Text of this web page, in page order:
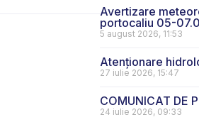
Avertizare
portocaliu 05-
5 august 2026, 11:53
Atenționare
27 iulie 2026, 15:47
COMUNICAT DE
24 iulie 2026, 09:33